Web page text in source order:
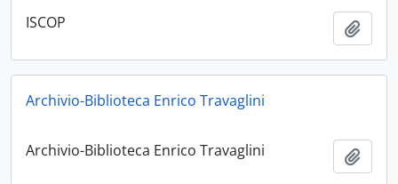
ISCOP
Archivio-Biblioteca Enrico Travaglini
Archivio-Biblioteca Enrico Travaglini